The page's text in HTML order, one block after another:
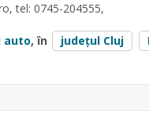
, tel: 0745-204555,
auto, în județul Cluj